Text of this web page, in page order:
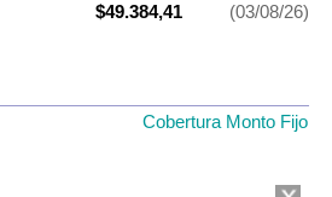
$49.384,41
(03/08/26)
Cobertura Monto Fijo